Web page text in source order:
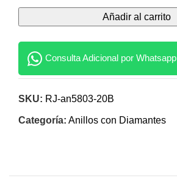
Añadir al carrito
Consulta Adicional por Whatsapp
SKU: RJ-an5803-20B
Categoría: Anillos con Diamantes